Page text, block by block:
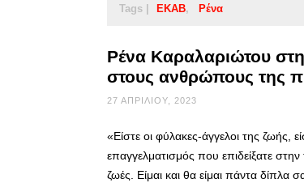
Tags | ΕΚΑΒ Ρένα
Ρένα Καραλαριώτου
στους ανθρώπους της
27 ΑΠΡΙΛΊΟΥ, 2023
«Είστε οι φύλακες-άγγελοι της ζωής,
επαγγελματισμός που επιδείξατε
ζωές. Είμαι και θα είμαι πάντα δίπλα